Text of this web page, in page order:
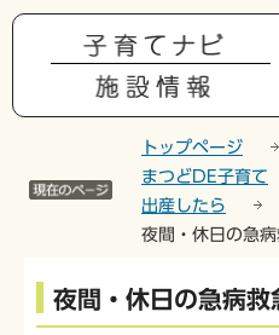
トップページ
まつどDE子育て
出産したら
夜間・休日の急
本
夜間・休日の急病救